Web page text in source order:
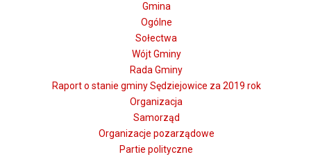
Gmina
Ogólne
Sołectwa
Wójt Gminy
Rada Gminy
Raport o stanie gminy Sędziejowice za 2019 rok
Organizacja
Samorząd
Organizacje pozarządowe
Partie polityczne